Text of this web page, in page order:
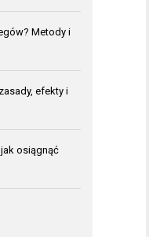
Metody i
efekty i
osiągnąć